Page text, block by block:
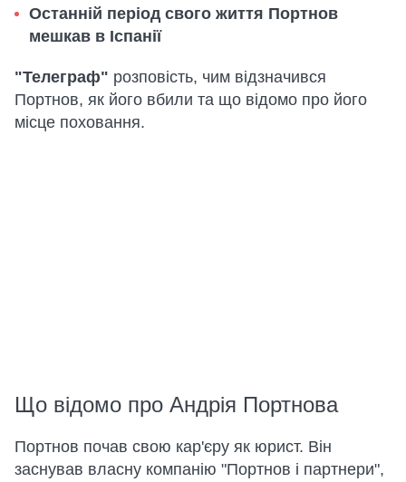
Останній період свого життя Портнов
мешкав в Іспанії
"Телеграф" розповість, чим відзначився
Портнов, як його вбили та що відомо про його
місце поховання.
Що відомо про Андрія Портнова
Портнов почав свою кар'єру як юрист. Він
заснував власну компанію "Портнов і партнери",